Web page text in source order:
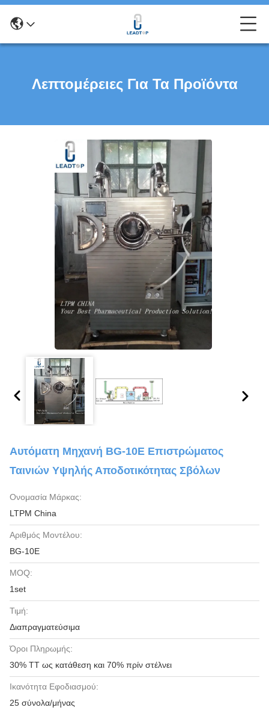
Λεπτομέρειες Για Τα Προϊόντα
Αυτόματη Μηχανή BG-10E Επιστρώματος
Ταινιών Υψηλής Αποδοτικότητας Σβόλων
Ονομασία Μάρκας:
LTPM China
Αριθμός Μοντέλου:
BG-10E
MOQ:
1set
Τιμή:
Διαπραγματεύσιμα
Όροι Πληρωμής:
30% TT ως κατάθεση και 70% πρίν στέλνει
Ικανότητα Εφοδιασμού:
25 σύνολα/μήνας